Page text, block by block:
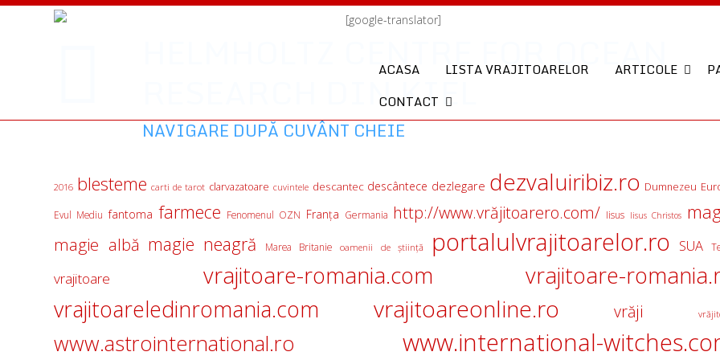
[google-translator]
ACASA LISTA VRAJITOARELOR ARTICOLE
CONTACT
HELMHOLTZ CENTRE FOR OCEAN
RESEARCH DIN KIEL
NAVIGARE DUPĂ CUVÂNT CHEIE
2016 blesteme carti de tarot clarvazatoare cuvintele descantec descântece dezlegare dezvaluiribiz.ro Dumnezeu
Evul Mediu fantoma farmece Fenomenul OZN Franţa Germania http://www.vrăjitoarero.com/ Iisus Iisus Christos
magie albă magie neagră Marea Britanie oamenii de ştiinţă portalulvrajitoarelor.ro SUA
vrajitoare vrajitoare-romania.com
vrajitoare-
vrajitoareledinromania.com
vrajitoareonline.ro vrăji
www.astrointernational.ro www.international-